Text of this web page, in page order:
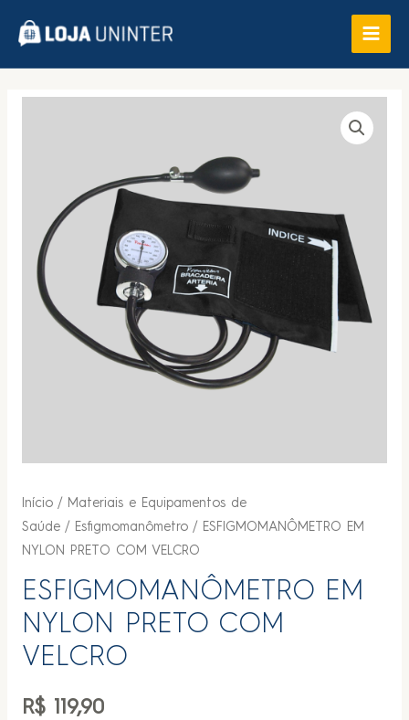
Início/ Materiais e Equipamentos de
Saúde/ Esfigmomanômetro/ ESFIGMOMANÔMETRO EM
NYLON PRETO COM VELCRO
ESFIGMOMANÔMETRO EM
NYLON PRETO COM
VELCRO
R$119,90